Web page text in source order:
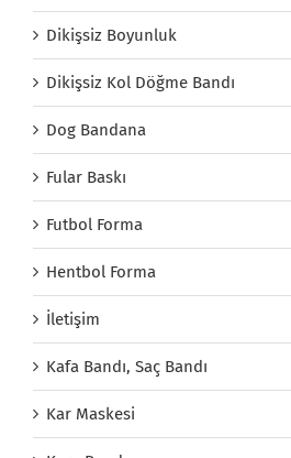
Dikişsiz Boyunluk
Dikişsiz Kol Döğme Bandı
Dog Bandana
Fular Baskı
Futbol Forma
Hentbol Forma
İletişim
Kafa Bandı, Saç Bandı
Kar Maskesi